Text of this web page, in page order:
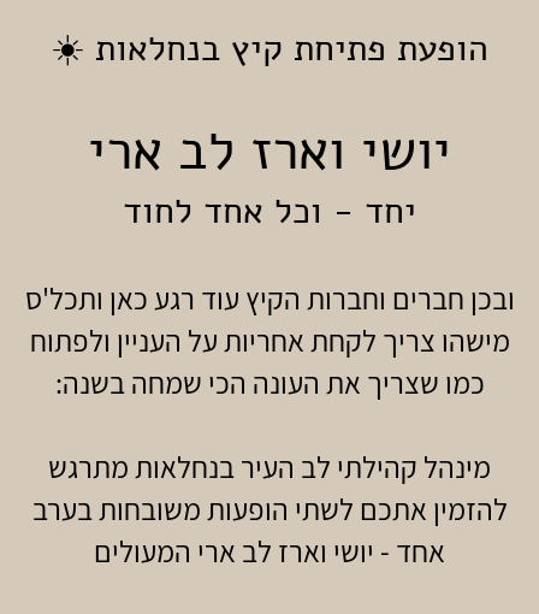
הופעת פתיחת קיץ בנחלאות ☀️
יושי וארז לב ארי
יחד - וכל אחד לחוד
ובכן חברים וחברות הקיץ עוד רגע כאן ותכל'ס
מישהו צריך לקחת אחריות על העניין ולפתוח
כמו שצריך את העונה הכי שמחה בשנה:
מינהל קהילתי לב העיר בנחלאות מתרגש
להזמין אתכם לשתי הופעות משובחות בערב
אחד - יושי וארז לב ארי המעולים